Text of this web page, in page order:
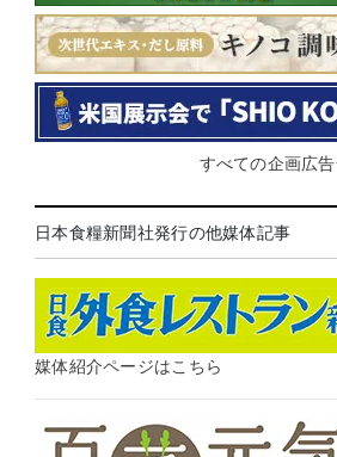
すべての企画広
日本食糧新聞社発行の他媒体記事
媒体紹介ページはこちら